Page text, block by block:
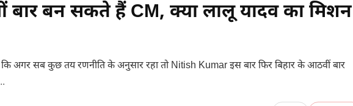
बार बन सकते हैं CM, क्या लालू यादव का मिशन
कि अगर सब कुछ तय रणनीति के अनुसार रहा तो Nitish Kumar इस बार फिर बिहार के आठवीं बार